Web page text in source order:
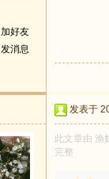
加好友
发消息
发表于
此文章由 渔
完整